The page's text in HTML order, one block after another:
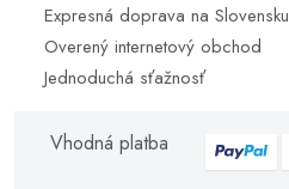
Expresná doprava na Slovensku
Overený internetový obchod
Jednoduchá sťažnosť
Vhodná platba